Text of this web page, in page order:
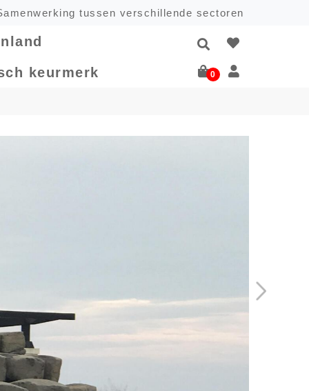
tussen verschillende sectoren
keurmerk 0